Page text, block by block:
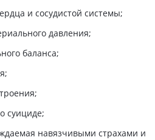
и сосудистой системы;
давления;
баланса;
суициде;
навязчивыми страхами и